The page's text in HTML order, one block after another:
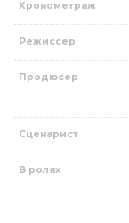
Хронометраж
Режиссер
Продюсер
Сценарист
В ролях